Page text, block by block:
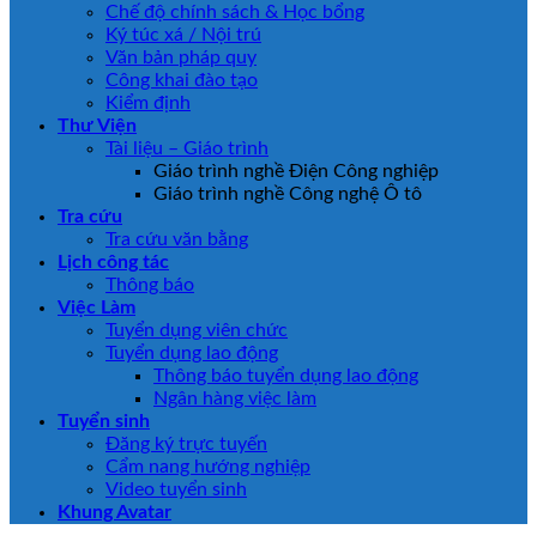
Chế độ chính sách & Học bổng
Ký túc xá / Nội trú
Văn bản pháp quy
Công khai đào tạo
Kiểm định
Thư Viện
Tài liệu – Giáo trình
Giáo trình nghề Điện Công nghiệp
Giáo trình nghề Công nghệ Ô tô
Tra cứu
Tra cứu văn bằng
Lịch công tác
Thông báo
Việc Làm
Tuyển dụng viên chức
Tuyển dụng lao động
Thông báo tuyển dụng lao động
Ngân hàng việc làm
Tuyển sinh
Đăng ký trực tuyến
Cẩm nang hướng nghiệp
Video tuyển sinh
Khung Avatar